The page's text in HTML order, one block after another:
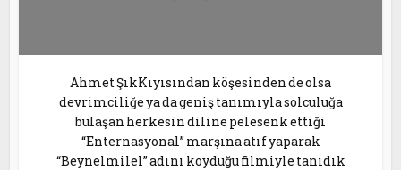
Ahmet ŞıkKıyısından köşesinden de olsa
devrimciliğe ya da geniş tanımıyla solculuğa
bulaşan herkesin diline pelesenk ettiği
“Enternasyonal” marşına atıf yaparak
“Beynelmilel” adını koyduğu filmiyle tanıdık